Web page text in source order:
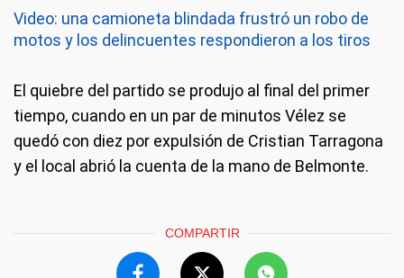
Video: una camioneta blindada frustró un robo de
motos y los delincuentes respondieron a los tiros
El quiebre del partido se produjo al final del primer
tiempo, cuando en un par de minutos Vélez se
quedó con diez por expulsión de Cristian Tarragona
y el local abrió la cuenta de la mano de Belmonte.
COMPARTIR